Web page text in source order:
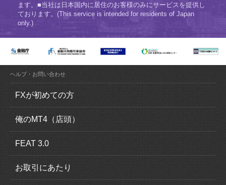
ます。■当社は日本国内に居住のお客様のみにサービスを提供し
ております。(This service is intended for residents of Japan
only.)
ヘルプ・お問い合わせ
FXが初めての方
FX（外国為替証拠金取引）とは？
FXの魅力とは？
ロスカットについて
俺のMT4（店頭）
俺のMT4（MetaTrader4）の特徴
取引概要
FEAT 3.0
FEAT 3.0の特徴
お取引にあたり